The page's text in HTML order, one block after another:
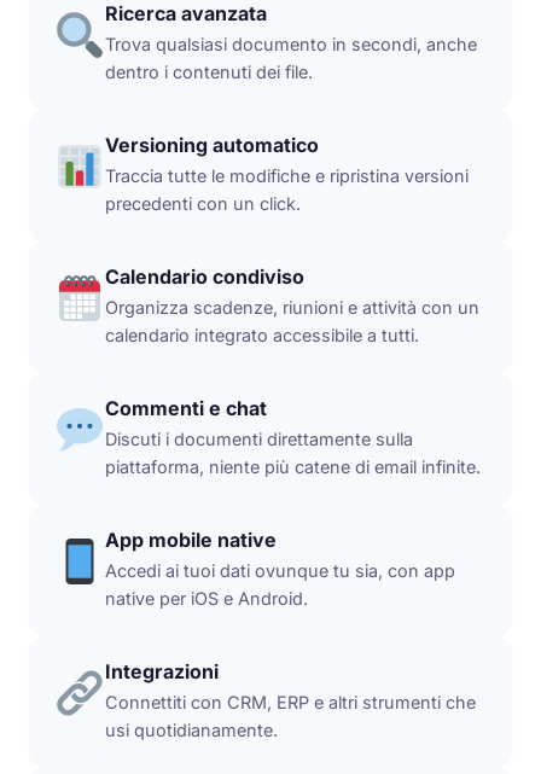
Ricerca avanzata
Trova qualsiasi documento in secondi, anche
dentro i contenuti dei file.
Versioning automatico
Traccia tutte le modifiche e ripristina versioni
precedenti con un click.
Calendario condiviso
Organizza scadenze, riunioni e attività con un
calendario integrato accessibile a tutti.
Commenti e chat
Discuti i documenti direttamente sulla
piattaforma, niente più catene di email infinite.
App mobile native
Accedi ai tuoi dati ovunque tu sia, con app
native per iOS e Android.
Integrazioni
Connettiti con CRM, ERP e altri strumenti che
usi quotidianamente.